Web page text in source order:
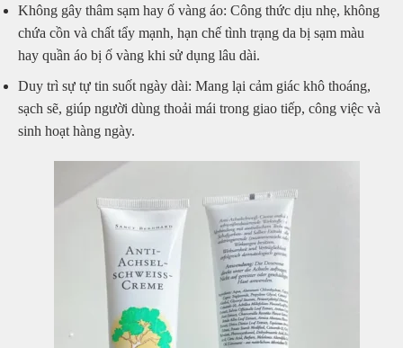
Không gây thâm sạm hay ố vàng áo: Công thức dịu nhẹ, không
chứa cồn và chất tẩy mạnh, hạn chế tình trạng da bị sạm màu
hay quần áo bị ố vàng khi sử dụng lâu dài.
Duy trì sự tự tin suốt ngày dài: Mang lại cảm giác khô thoáng,
sạch sẽ, giúp người dùng thoải mái trong giao tiếp, công việc và
sinh hoạt hàng ngày.